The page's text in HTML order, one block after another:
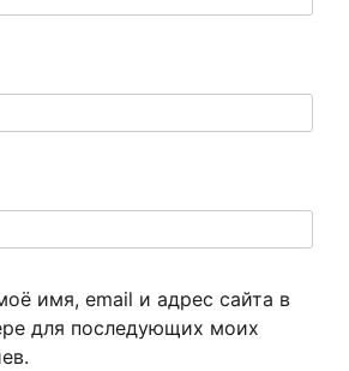
имя, email и адрес сайта в
для последующих моих